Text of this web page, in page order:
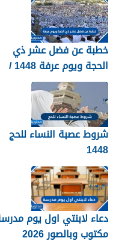
خطبة عن فضل عشر ذي
الحجة ويوم عرفة 1448 /
2026
شروط عصبة النساء للحج
1448
دعاء لابنتي اول يوم
مكتوب وبالصور 2026